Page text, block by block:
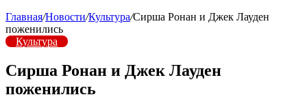
Главная/Новости/Культура/Сирша Ронан и Джек Лауден
поженились
Культура
Сирша Ронан и Джек Лауден
поженились